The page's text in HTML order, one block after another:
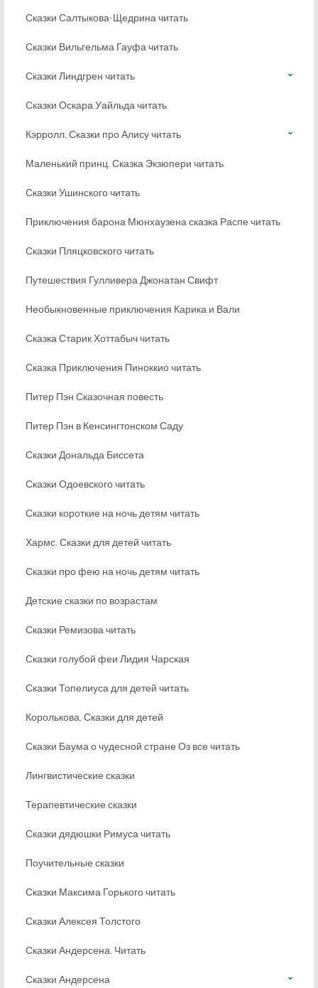
Сказки Салтыкова-Щедрина читать
Сказки Вильгельма Гауфа читать
Сказки Линдгрен читать
Сказки Оскара Уайльда читать
Кэрролл. Сказки про Алису читать
Маленький принц. Сказка Экзюпери читать
Сказки Ушинского читать
Приключения барона Мюнхаузена сказка Распе читать
Сказки Пляцковского читать
Путешествия Гулливера Джонатан Свифт
Необыкновенные приключения Карика и Вали
Сказка Старик Хоттабыч читать
Сказка Приключения Пиноккио читать
Питер Пэн Сказочная повесть
Питер Пэн в Кенсингтонском Саду
Сказки Дональда Биссета
Сказки Одоевского читать
Сказки короткие на ночь детям читать
Хармс. Сказки для детей читать
Сказки про фею на ночь детям читать
Детские сказки по возрастам
Сказки Ремизова читать
Сказки голубой феи Лидия Чарская
Сказки Топелиуса для детей читать
Королькова. Сказки для детей
Сказки Баума о чудесной стране Оз все читать
Лингвистические сказки
Терапевтические сказки
Сказки дядюшки Римуса читать
Поучительные сказки
Сказки Максима Горького читать
Сказки Алексея Толстого
Сказки Андерсена. Читать
Сказки Андерсена